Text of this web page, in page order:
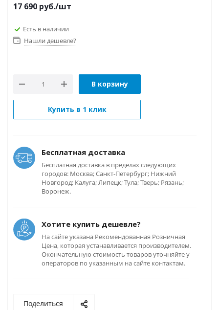
17 690 руб./шт
Есть в наличии
Нашли дешевле?
В корзину
Купить в 1 клик
Бесплатная доставка
Бесплатная доставка в пределах следующих
городов: Москва; Санкт-Петербург; Нижний
Новгород; Калуга; Липецк; Тула; Тверь; Рязань;
Воронеж.
Хотите купить дешевле?
На сайте указана Рекомендованная Розничная
Цена, которая устанавливается производителем.
Окончательную стоимость товаров уточняйте у
операторов по указанным на сайте контактам.
Поделиться